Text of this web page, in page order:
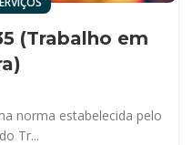
(Trabalho em
norma estabelecida pelo
Tr...